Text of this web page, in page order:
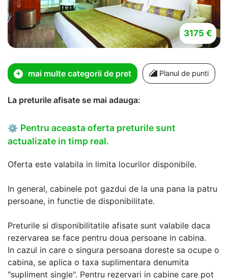
3175 €
mai multe categorii de pret Planul de punti
La preturile afisate se mai adauga:
⚙ Pentru aceasta oferta preturile sunt
actualizate in timp real.
Oferta este valabila in limita locurilor disponibile.
In general, cabinele pot gazdui de la una pana la patru
persoane, in functie de disponibilitate.
Preturile si disponibilitatile afisate sunt valabile daca
rezervarea se face pentru doua persoane in cabina.
In cazul in care o singura persoana doreste sa ocupe o
cabina, se aplica o taxa suplimentara denumita
"supliment single". Pentru rezervari in cabine care pot